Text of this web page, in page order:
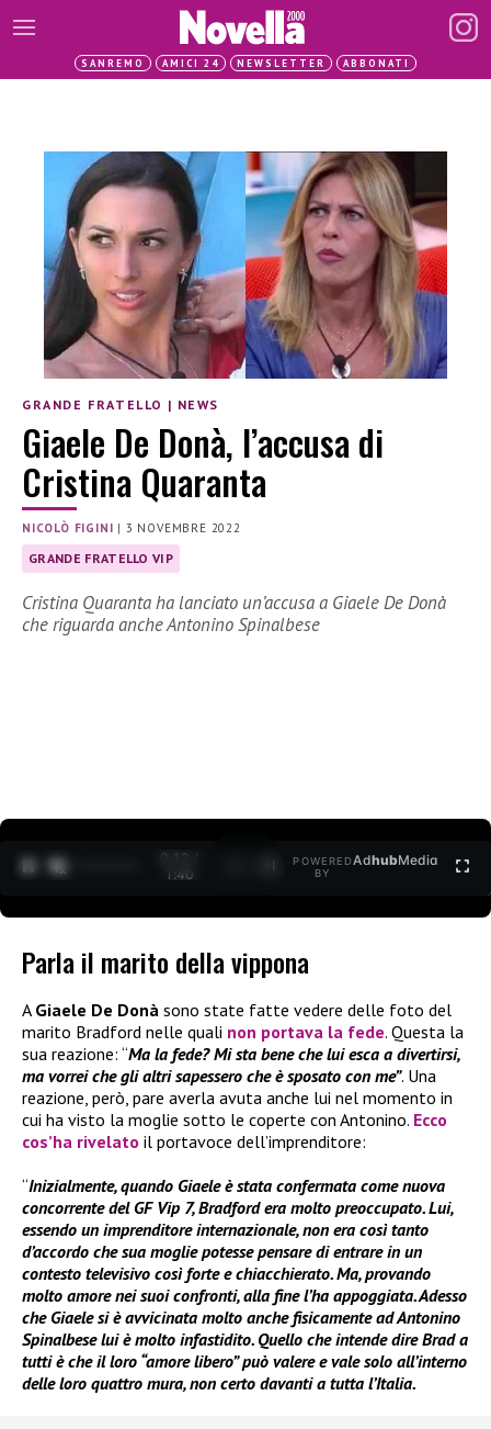
SANREMO AMICI 24 NEWSLETTER ABBONATI
GRANDE FRATELLO | NEWS
Giaele De Donà, l’accusa di
Cristina Quaranta
NICOLÒ FIGINI | 3 NOVEMBRE 2022
GRANDE FRATELLO VIP
Cristina Quaranta ha lanciato un’accusa a Giaele De Donà
che riguarda anche Antonino Spinalbese
0:12 /
1:40
POWERED
BY
AdhubMedia
Parla il marito della vippona
A Giaele De Donà sono state fatte vedere delle foto del
marito Bradford nelle quali non portava la fede. Questa la
sua reazione: “Ma la fede? Mi sta bene che lui esca a divertirsi,
ma vorrei che gli altri sapessero che è sposato con me”. Una
reazione, però, pare averla avuta anche lui nel momento in
cui ha visto la moglie sotto le coperte con Antonino. Ecco
cos’ha rivelato il portavoce dell’imprenditore:
“Inizialmente, quando Giaele è stata confermata come nuova
concorrente del GF Vip 7, Bradford era molto preoccupato. Lui,
essendo un imprenditore internazionale, non era così tanto
d’accordo che sua moglie potesse pensare di entrare in un
contesto televisivo così forte e chiacchierato. Ma, provando
molto amore nei suoi confronti, alla fine l’ha appoggiata. Adesso
che Giaele si è avvicinata molto anche fisicamente ad Antonino
Spinalbese lui è molto infastidito. Quello che intende dire Brad a
tutti è che il loro “amore libero” può valere e vale solo all’interno
delle loro quattro mura, non certo davanti a tutta l’Italia.